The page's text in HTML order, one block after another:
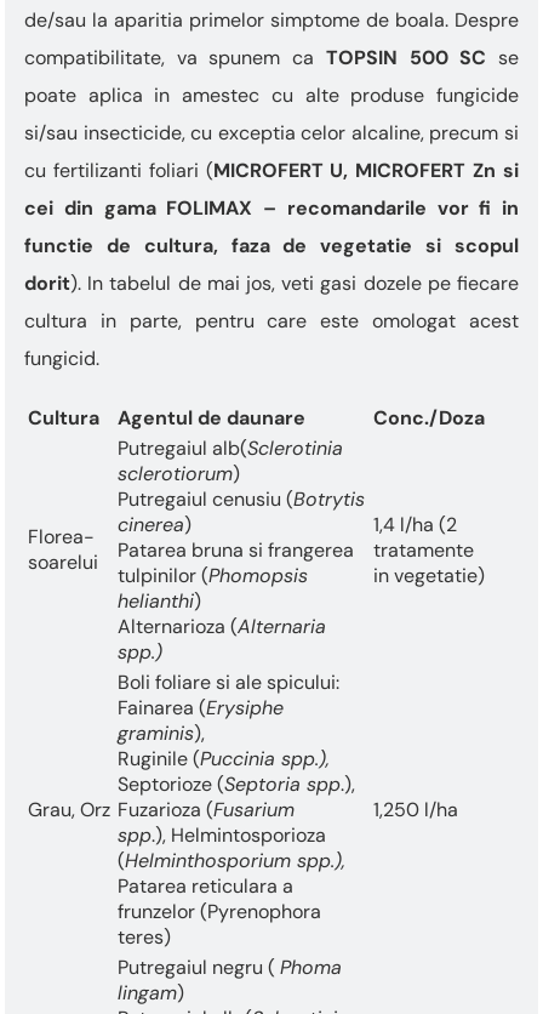
de/sau la aparitia primelor simptome de boala. Despre
compatibilitate, va spunem ca TOPSIN 500 SC se
poate aplica in amestec cu alte produse fungicide
si/sau insecticide, cu exceptia celor alcaline, precum si
cu fertilizanti foliari (MICROFERT U, MICROFERT Zn si
cei din gama FOLIMAX – recomandarile vor fi in
functie de cultura, faza de vegetatie si scopul
dorit). In tabelul de mai jos, veti gasi dozele pe fiecare
cultura in parte, pentru care este omologat acest
fungicid.
Cultura Agentul de daunare Conc./Doza
Florea-
soarelui
Putregaiul alb(Sclerotinia
sclerotiorum)
Putregaiul cenusiu (Botrytis
cinerea)
Patarea bruna si frangerea
tulpinilor (Phomopsis
helianthi)
Alternarioza (Alternaria
spp.)
1,4 l/ha (2
tratamente
in vegetatie)
Grau, Orz
Boli foliare si ale spicului:
Fainarea (Erysiphe
graminis),
Ruginile (Puccinia spp.),
Septorioze (Septoria spp.),
Fuzarioza (Fusarium
spp.), Helmintosporioza
(Helminthosporium spp.),
Patarea reticulara a
frunzelor (Pyrenophora
teres)
1,250 l/ha
Putregaiul negru ( Phoma
lingam)